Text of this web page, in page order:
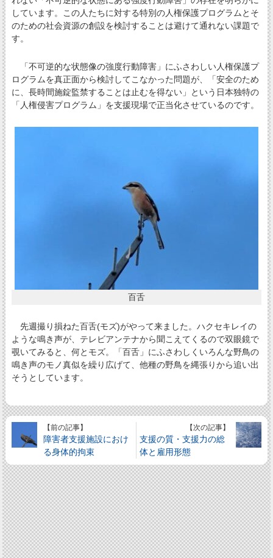
しています。この人たちに対する特別の人権保護プログラムとそ
のための社会資源の創設を検討することは避けて通れない課題で
す。
「不可逆的な状態像の強度行動障害」にふさわしい人権保護プ
ログラムを真正面から検討してこなかった問題が、「安全のため
に、長時間施錠監禁することは止むを得ない」という日本独特の
「人権侵害プログラム」を支援現場で正当化させているのです。
百舌
先週撮り損ねた百舌(モズ)がやって来ました。ハクセキレイの
ような鳴き声が、テレビアンテナから聞こえてくるので双眼鏡で
覗いてみると、何とモズ。「百舌」にふさわしくいろんな野鳥の
鳴き声のモノ真似を繰り広げて、他種の野鳥を縄張りから追い出
そうとしています。
【前の記事】
障害者支援施設におけ
る身体的拘束
【次の記事】
支援の質・支援力の総
体と雇用形態